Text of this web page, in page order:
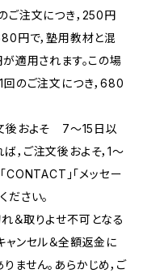
ご注文につき，250円
円で，塾用教材と混
適用されます。この場
回のご注文につき，680
後およそ 7〜15日以
，ご注文後およそ，1〜
CONTACT」「メッセー
ださい。
＆取りよせ不可となる
ャンセル＆全額返金に
ません。あらかじめ，ご